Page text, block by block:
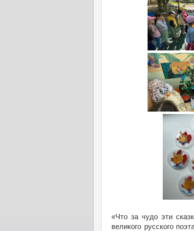
«Что за чудо эти
великого русского